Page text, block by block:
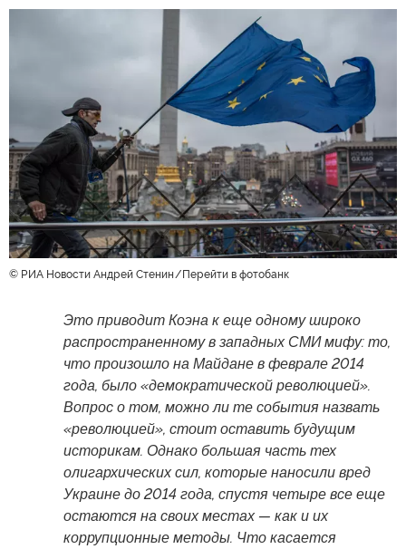
© РИА Новости Андрей Стенин Перейти в фотобанк
Это приводит Коэна к еще одному широко
распространенному в западных СМИ мифу: то,
что произошло на Майдане в феврале 2014
года, было «демократической революцией».
Вопрос о том, можно ли те события назвать
«революцией», стоит оставить будущим
историкам. Однако большая часть тех
олигархических сил, которые наносили вред
Украине до 2014 года, спустя четыре все еще
остаются на своих местах — как и их
коррупционные методы. Что касается